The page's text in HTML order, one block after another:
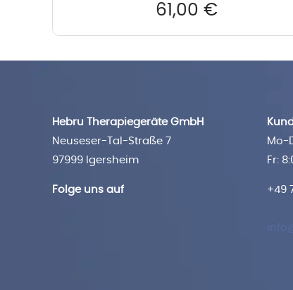
61,00€
Hebru Therapiegeräte GmbH
Neuseser-Tal-Straße 7
97999 Igersheim
Folge uns auf
Mo-
Fr:
+49